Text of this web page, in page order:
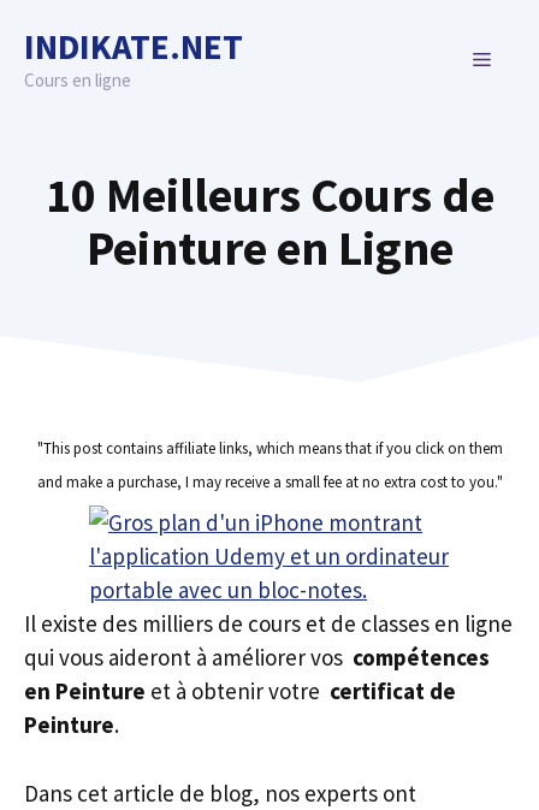
content
INDIKATE.NET
Cours en ligne
MENU
10 Meilleurs Cours de
Peinture en Ligne
"This post contains affiliate links, which means that if you click on them
and make a purchase, I may receive a small fee at no extra cost to you."
Il existe des milliers de cours et de classes en ligne
qui vous aideront à améliorer vos compétences
en Peinture et à obtenir votre certificat de
Peinture.
Dans cet article de blog, nos experts ont